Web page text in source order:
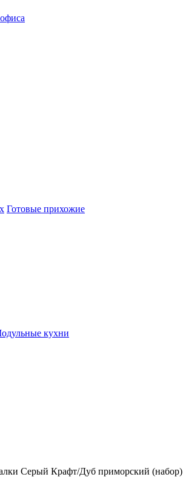
Готовые прихожие
кухни
Серый Крафт/Дуб приморский (набор)